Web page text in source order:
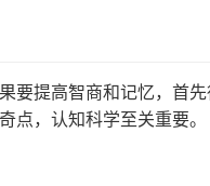
提高智商和记忆，首先
点，认知科学至关重要。